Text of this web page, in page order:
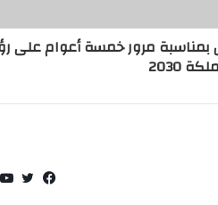
بمناسبة مرور خمسة أعوام على
2030
فيسبوك
تويتر